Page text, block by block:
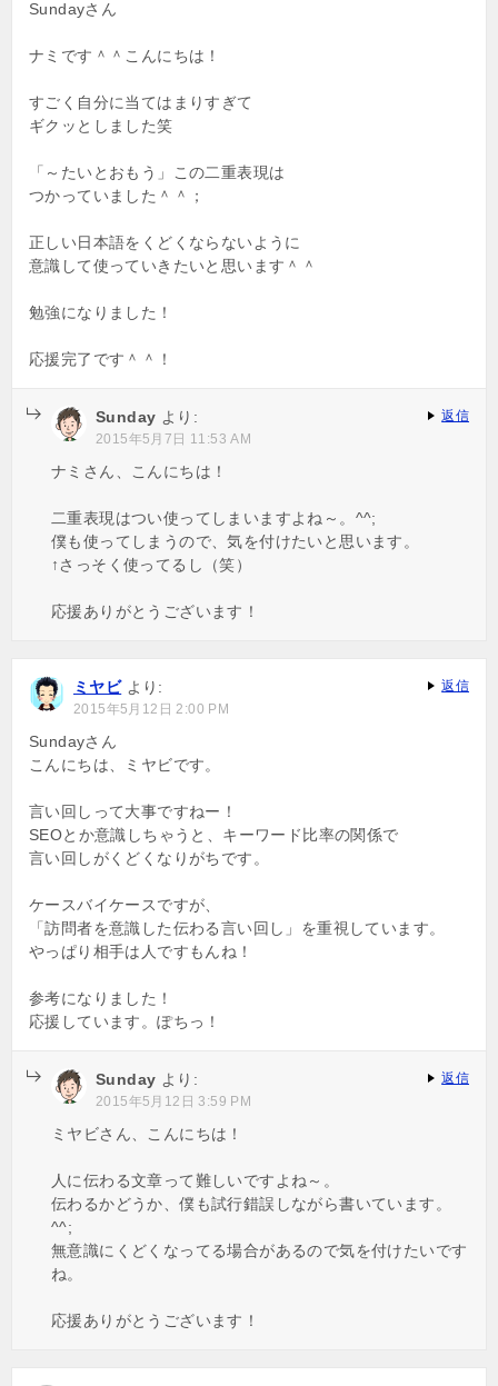
Sundayさん
ナミです＾＾こんにちは！
すごく自分に当てはまりすぎて
ギクッとしました笑
「～たいとおもう」この二重表現は
つかっていました＾＾；
正しい日本語をくどくならないように
意識して使っていきたいと思います＾＾
勉強になりました！
応援完了です＾＾！
Sunday より:
2015年5月7日 11:53 AM
ナミさん、こんにちは！
二重表現はつい使ってしまいますよね～。^^;
僕も使ってしまうので、気を付けたいと思います。
↑さっそく使ってるし（笑）
応援ありがとうございます！
返信
ミヤビ より:
2015年5月12日 2:00 PM
Sundayさん
こんにちは、ミヤビです。
言い回しって大事ですねー！
SEOとか意識しちゃうと、キーワード比率の関係で
言い回しがくどくなりがちです。
ケースバイケースですが、
「訪問者を意識した伝わる言い回し」を重視しています。
やっぱり相手は人ですもんね！
参考になりました！
応援しています。ぽちっ！
返信
Sunday より:
2015年5月12日 3:59 PM
ミヤビさん、こんにちは！
人に伝わる文章って難しいですよね～。
伝わるかどうか、僕も試行錯誤しながら書いています。
^^;
無意識にくどくなってる場合があるので気を付けたいです
ね。
応援ありがとうございます！
返信